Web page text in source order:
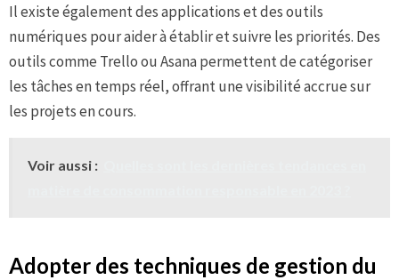
Il existe également des applications et des outils
numériques pour aider à établir et suivre les priorités. Des
outils comme Trello ou Asana permettent de catégoriser
les tâches en temps réel, offrant une visibilité accrue sur
les projets en cours.
Voir aussi :
Adopter des techniques de gestion du